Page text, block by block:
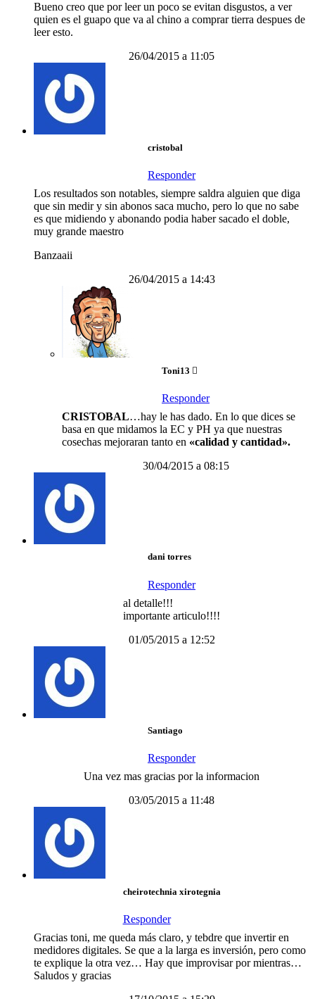
Bueno creo que por leer un poco se evitan disgustos, a ver
quien es el guapo que va al chino a comprar tierra despues de
leer esto.
26/04/2015 a 11:05
cristobal
Responder
Los resultados son notables, siempre saldra alguien que diga
que sin medir y sin abonos saca mucho, pero lo que no sabe
es que midiendo y abonando podia haber sacado el doble,
muy grande maestro
Banzaaii
26/04/2015 a 14:43
Toni13
Responder
CRISTOBAL…hay le has dado. En lo que dices se
basa en que midamos la EC y PH ya que nuestras
cosechas mejoraran tanto en «calidad y cantidad».
30/04/2015 a 08:15
dani torres
Responder
al detalle!!!
importante articulo!!!!
01/05/2015 a 12:52
Santiago
Responder
Una vez mas gracias por la informacion
03/05/2015 a 11:48
cheirotechnia xirotegnia
Responder
Gracias toni, me queda más claro, y tebdre que invertir en
medidores digitales. Se que a la larga es inversión, pero como
te explique la otra vez… Hay que improvisar por mientras…
Saludos y gracias